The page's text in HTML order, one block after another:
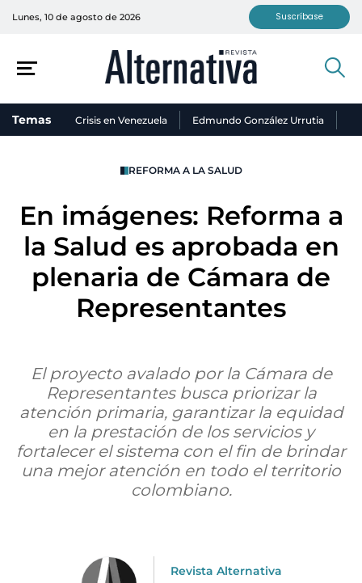
Lunes, 10 de agosto de 2026 Suscríbase
Temas Crisis en Venezuela Edmundo González Urrutia
REFORMA A LA SALUD
En imágenes: Reforma a
la Salud es aprobada en
plenaria de Cámara de
Representantes
El proyecto avalado por la Cámara de
Representantes busca priorizar la
atención primaria, garantizar la equidad
en la prestación de los servicios y
fortalecer el sistema con el fin de brindar
una mejor atención en todo el territorio
colombiano.
Revista Alternativa